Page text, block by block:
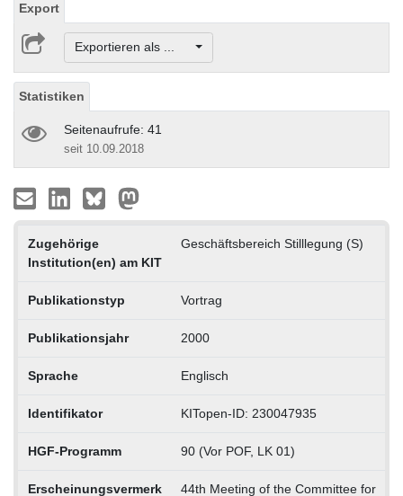
Export
Exportieren als ...
Statistiken
Seitenaufrufe: 41
seit 10.09.2018
Zugehörige
Institution(en) am KIT
Geschäftsbereich Stilllegung (S)
Publikationstyp Vortrag
Publikationsjahr 2000
Sprache Englisch
Identifikator KITopen-ID: 230047935
HGF-Programm 90 (Vor POF, LK 01)
Erscheinungsvermerk 44th Meeting of the Committee for